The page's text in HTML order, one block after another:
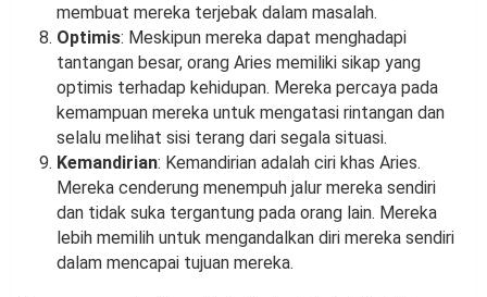
membuat mereka terjebak dalam masalah.
Optimis: Meskipun mereka dapat menghadapi
tantangan besar, orang Aries memiliki sikap yang
optimis terhadap kehidupan. Mereka percaya pada
kemampuan mereka untuk mengatasi rintangan dan
selalu melihat sisi terang dari segala situasi.
Kemandirian: Kemandirian adalah ciri khas Aries.
Mereka cenderung menempuh jalur mereka sendiri
dan tidak suka tergantung pada orang lain. Mereka
lebih memilih untuk mengandalkan diri mereka sendiri
dalam mencapai tujuan mereka.